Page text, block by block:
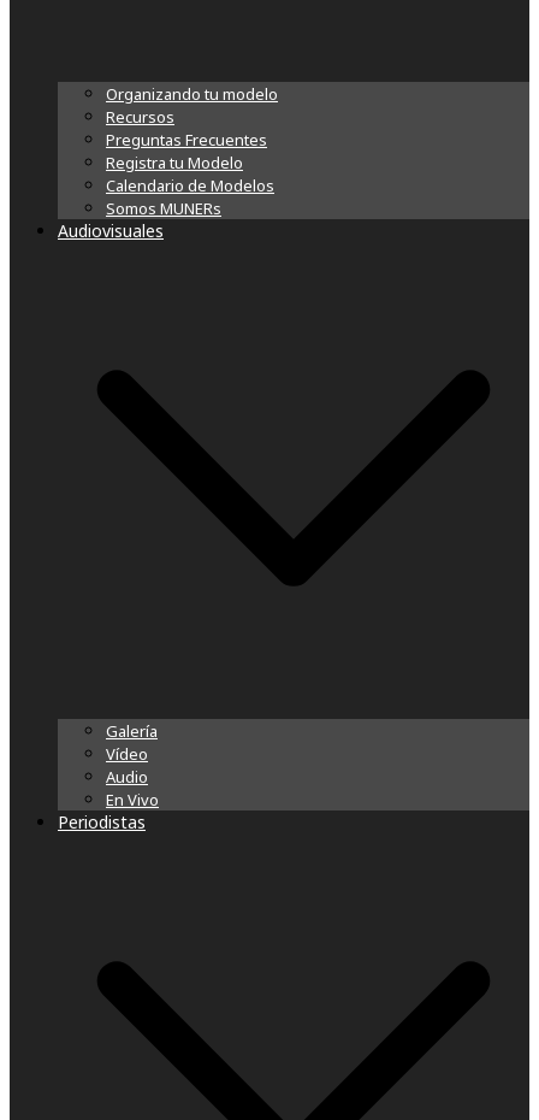
Organizando tu modelo
Recursos
Preguntas Frecuentes
Registra tu Modelo
Calendario de Modelos
Somos MUNERs
Audiovisuales
Galería
Vídeo
Audio
En Vivo
Periodistas